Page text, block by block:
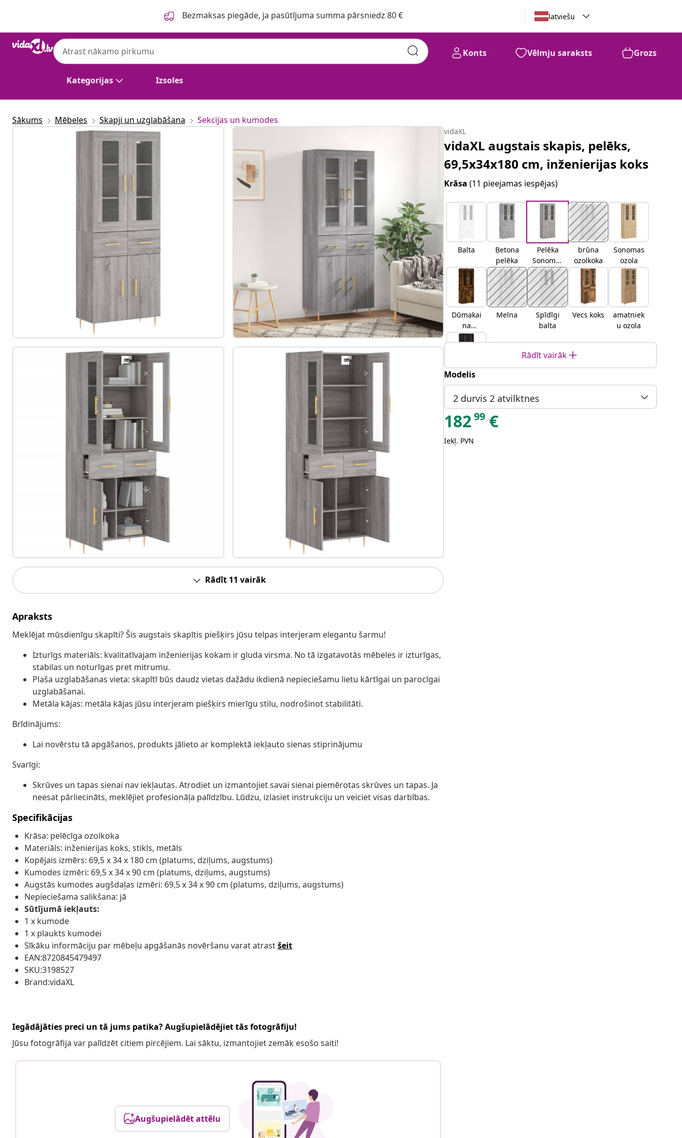
Bezmaksas piegāde, ja pasūtījuma summa pārsniedz 80 € latviešu
Kategorijas Izsoles
Konts Vēlmju saraksts Grozs
Sākums Mēbeles Skapji un uzglabāšana Sekcijas un kumodes
Rādīt 11 vairāk
Apraksts
Meklējat mūsdienīgu skapīti? Šis augstais skapītis piešķirs jūsu telpas interjeram elegantu šarmu!
Izturīgs materiāls: kvalitatīvajam inženierijas kokam ir gluda virsma. No tā izgatavotās mēbeles ir izturīgas,
stabilas un noturīgas pret mitrumu.
Plaša uzglabāšanas vieta: skapītī būs daudz vietas dažādu ikdienā nepieciešamu lietu kārtīgai un parocīgai
uzglabāšanai.
Metāla kājas: metāla kājas jūsu interjeram piešķirs mierīgu stilu, nodrošinot stabilitāti.
Brīdinājums:
Lai novērstu tā apgāšanos, produkts jālieto ar komplektā iekļauto sienas stiprinājumu
Svarīgi:
Skrūves un tapas sienai nav iekļautas. Atrodiet un izmantojiet savai sienai piemērotas skrūves un tapas. Ja
neesat pārliecināts, meklējiet profesionāļa palīdzību. Lūdzu, izlasiet instrukciju un veiciet visas darbības.
Specifikācijas
Krāsa: pelēcīga ozolkoka
Materiāls: inženierijas koks, stikls, metāls
Kopējais izmērs: 69,5 x 34 x 180 cm (platums, dziļums, augstums)
Kumodes izmēri: 69,5 x 34 x 90 cm (platums, dziļums, augstums)
Augstās kumodes augšdaļas izmēri: 69,5 x 34 x 90 cm (platums, dziļums, augstums)
Nepieciešama salikšana: jā
Sūtījumā iekļauts:
1 x kumode
1 x plaukts kumodei
Sīkāku informāciju par mēbeļu apgāšanās novēršanu varat atrastšeit
EAN:8720845479497
SKU:3198527
Brand:vidaXL
Iegādājāties preci un tā jums patika? Augšupielādējiet tās fotogrāfiju!
Jūsu fotogrāfija var palīdzēt citiem pircējiem. Lai sāktu, izmantojiet zemāk esošo saiti!
Augšupielādēt attēlu
vidaXL
vidaXL augstais skapis, pelēks,
69,5x34x180 cm, inženierijas koks
Krāsa(11 pieejamas iespējas)
Balta
Betona
pelēka
Pelēka
Sonomas
ozola
brūna
ozolkoka
Sonomas
ozola
Dūmakai
na
ozolkoka
Melna
Spīdīgi
balta
Vecs koks
amatniek
u ozola
Melns
Rādīt vairāk
Modelis
2 durvis 2 atvilktnes
18299 €
Iekļ. PVN